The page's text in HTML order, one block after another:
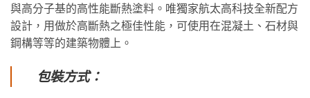
與高分子基的高性能斷熱塗料。唯獨家航太高科技全新配方
設計，用做於高斷熱之極佳性能，可使用在混凝土、石材與
鋼構等等的建築物體上。
包裝方式：